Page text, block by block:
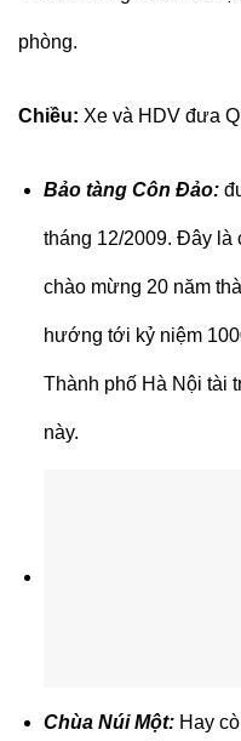
phòng.
Chiều: Xe và HDV đưa
Bảo tàng Côn Đảo:
tháng 12/2009. Đây là
chào mừng 20 năm
hướng tới kỷ niệm
Thành phố Hà Nội tài
này.
Chùa Núi Một:Hay